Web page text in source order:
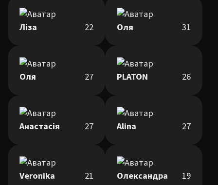
Ліза 22 Оля 31
Оля 27 PLATON 26
Анастасія 27 Alina 27
Veronika 21 Олександра 19